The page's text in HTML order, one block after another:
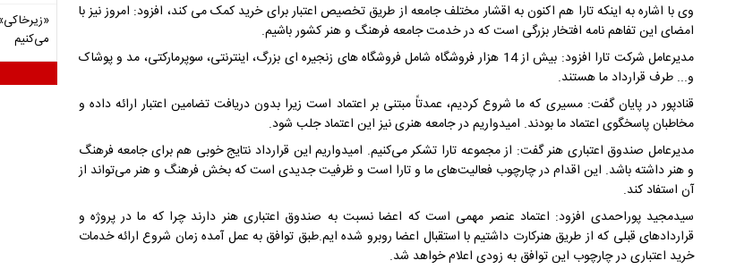
وی با اشاره به اینکه تارا هم اکنون به اقشار مختلف جامعه از طریق تخصیص اعتبار برای خرید کمک می کند، افزود: امروز نیز با
امضای این تفاهم نامه افتخار بزرگی است که در خدمت جامعه فرهنگ و هنر کشور باشیم.
مدیرعامل شرکت تارا افزود: بیش از 14 هزار فروشگاه شامل فروشگاه های زنجیره ای بزرگ، اینترنتی، سوپرمارکتی، مد و پوشاک
و... طرف قرارداد ما هستند.
قنادپور در پایان گفت: مسیری که ما شروع کردیم، عمدتاً مبتنی بر اعتماد است زیرا بدون دریافت تضامین اعتبار ارائه داده و
مخاطبان پاسخگوی اعتماد ما بودند. امیدواریم در جامعه هنری نیز این اعتماد جلب شود.
مدیرعامل صندوق اعتباری هنر گفت: از مجموعه تارا تشکر می‌کنیم. امیدواریم این قرارداد نتایج خوبی هم برای جامعه فرهنگ
و هنر داشته باشد. این اقدام در چارچوب فعالیت‌های ما و تارا است و ظرفیت جدیدی است که بخش فرهنگ و هنر می‌تواند از
آن استفاد کند.
سیدمجید پوراحمدی افزود: اعتماد عنصر مهمی است که اعضا نسبت به صندوق اعتباری هنر دارند چرا که ما در پروژه و
قراردادهای قبلی که از طریق هنرکارت داشتیم با استقبال اعضا روبرو شده ایم.طبق توافق به عمل آمده زمان شروع ارائه خدمات
خرید اعتباری در چارچوب این توافق به زودی اعلام خواهد شد.
می‌کنیم